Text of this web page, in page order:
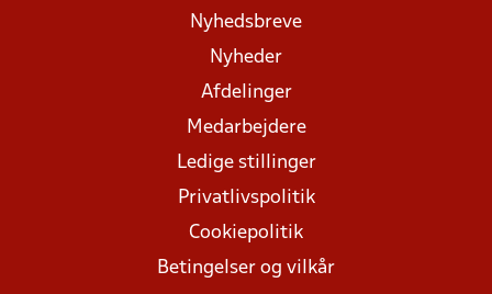
Nyhedsbreve
Nyheder
Afdelinger
Medarbejdere
Ledige stillinger
Privatlivspolitik
Cookiepolitik
Betingelser og vilkår